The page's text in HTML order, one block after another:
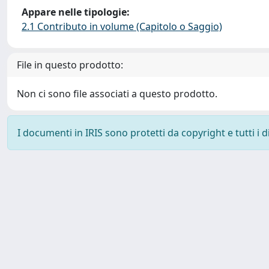
Appare nelle tipologie:
2.1 Contributo in volume (Capitolo o Saggio)
File in questo prodotto:
Non ci sono file associati a questo prodotto.
I documenti in IRIS sono protetti da copyright e tutti i